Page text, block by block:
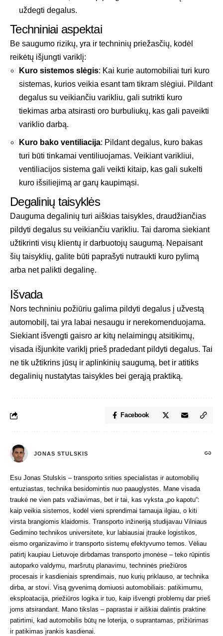
uždegti degalus.
Techniniai aspektai
Be saugumo rizikų, yra ir techninių priežasčių, kodėl
reikėtų išjungti variklį:
Kuro sistemos slėgis: Kai kurie automobiliai turi kuro
sistemas, kurios veikia esant tam tikram slėgiui. Pildant
degalus su veikiančiu varikliu, gali sutrikti kuro
tiekimas arba atsirasti oro burbuliukų, kas gali paveikti
variklio darbą.
Kuro bako ventiliacija: Pildant degalus, kuro bakas
turi būti tinkamai ventiliuojamas. Veikiant varikliui,
ventiliacijos sistema gali veikti kitaip, kas gali sukelti
kuro išsiliejimą ar garų kaupimąsi.
Degalinių taisyklės
Dauguma degalinių turi aiškias taisykles, draudžiančias
pildyti degalus su veikiančiu varikliu. Tai daroma siekiant
užtikrinti visų klientų ir darbuotojų saugumą. Nepaisant
šių taisyklių, galite būti paprašyti nutraukti kuro pylimą
arba net palikti degalinę.
Išvada
Nors techniniu požiūriu galima pildyti degalus į užvestą
automobilį, tai yra labai nesaugu ir nerekomenduojama.
Siekiant išvengti gaisro ar kitų nelaimingų atsitikimų,
visada išjunkite variklį prieš pradedant pildyti degalus. Tai
ne tik užtikrins jūsų ir aplinkinių saugumą, bet ir atitiks
degalinių nustatytas taisykles bei gerąją praktiką.
Facebook
JONAS STULSKIS
Esu Jonas Stulskis – transporto srities specialistas ir automobilių
entuziastas, technika besidomintis nuo paauglystės. Mane visada
traukė ne vien pats važiavimas, bet ir tai, kas vyksta „po kapotu“:
kaip veikia sistemos, kodėl vieni sprendimai tarnauja ilgiau, o kiti
virsta brangiomis klaidomis. Transporto inžineriją studijavau Vilniaus
Gedimino technikos universitete, kur labiausiai įtraukė logistikos,
eismo organizavimo ir transporto sistemų efektyvumo temos. Vėliau
patirtį kaupiau Lietuvoje dirbdamas transporto įmonėse – teko rūpintis
autoparko valdymu, maršrutų planavimu, techninės priežiūros
procesais ir kasdieniais sprendimais, nuo kurių priklauso, ar technika
dirba, ar stovi. Visą gyvenimą domiuosi automobiliais: patikimumu,
eksploatacija, priežiūros logika ir tuo, kaip išvengti problemų dar prieš
joms atsirandant. Mano tikslas – paprastai ir aiškiai dalintis praktine
patirtimi, kad automobilis būtų ne loterija, o suprantamas, prižiūrimas
ir patikimas įrankis kasdienai.